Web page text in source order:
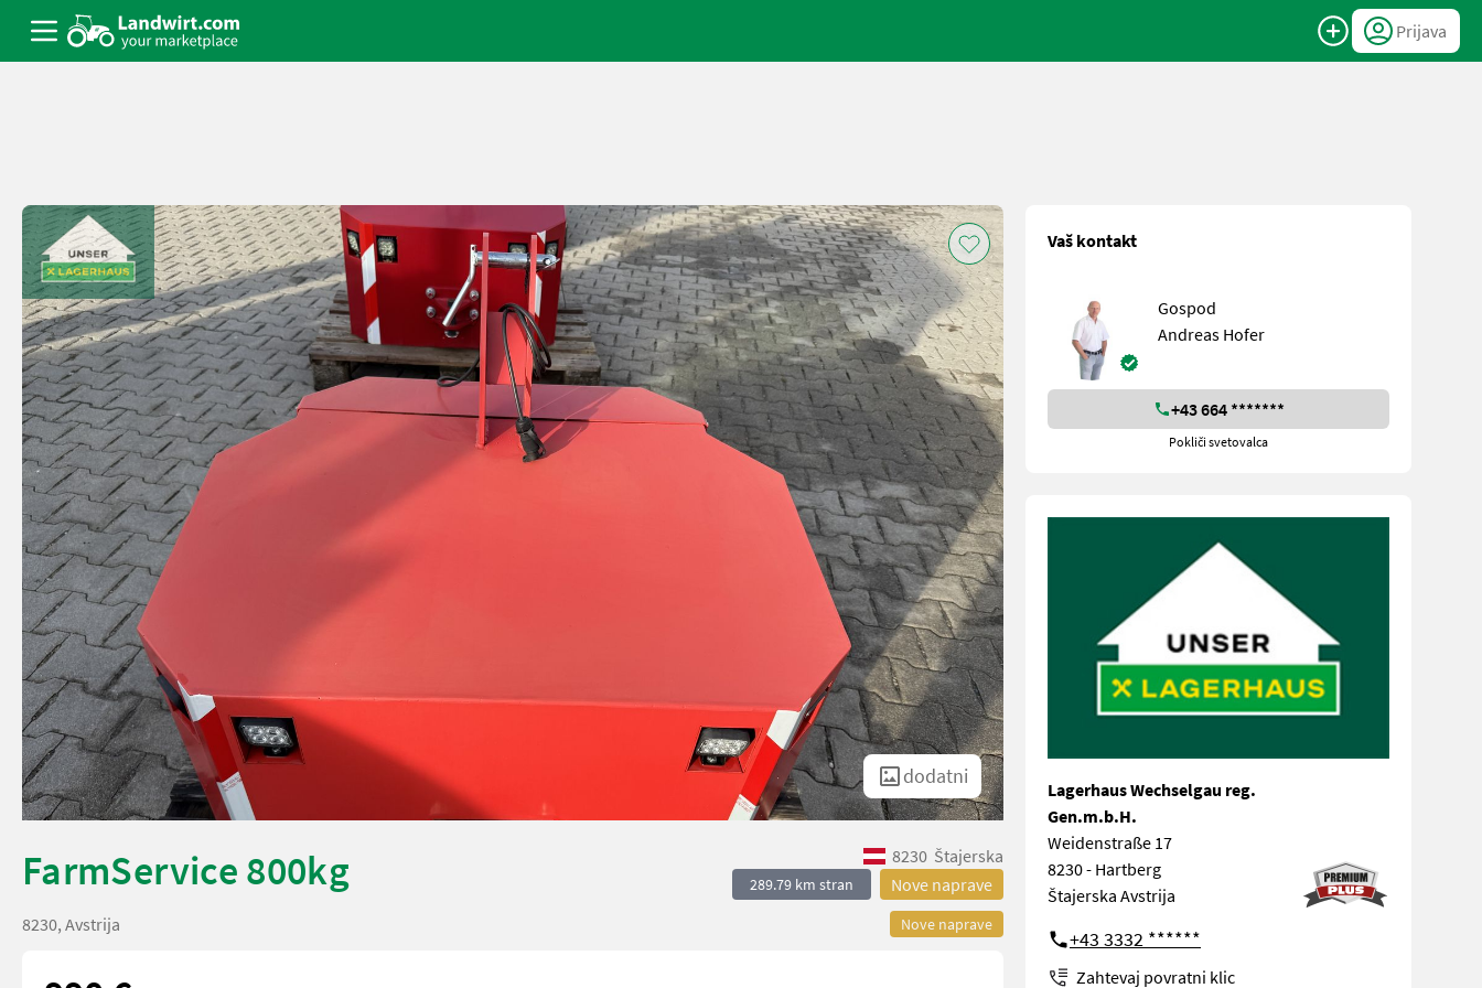
Prijava
dodatni
FarmService 800kg 8230 Štajerska
289.79 km stran Nove naprave
Nove naprave
8230, Avstrija
Vaš kontakt
Gospod
Andreas Hofer
+43 664 *******
Pokliči svetovalca
Lagerhaus Wechselgau reg.
Gen.m.b.H.
Weidenstraße 17
8230 - Hartberg
Štajerska Avstrija
+43 3332 ******
Zahtevaj povratni klic